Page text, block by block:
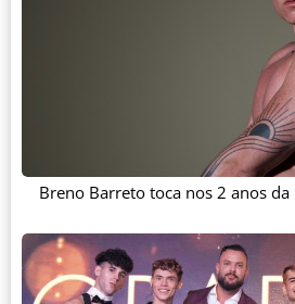
Breno Barreto toca nos 2 anos